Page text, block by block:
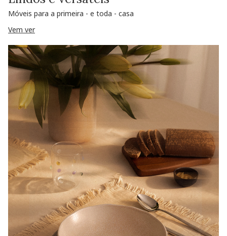
Móveis para a primeira - e toda - casa
Vem ver